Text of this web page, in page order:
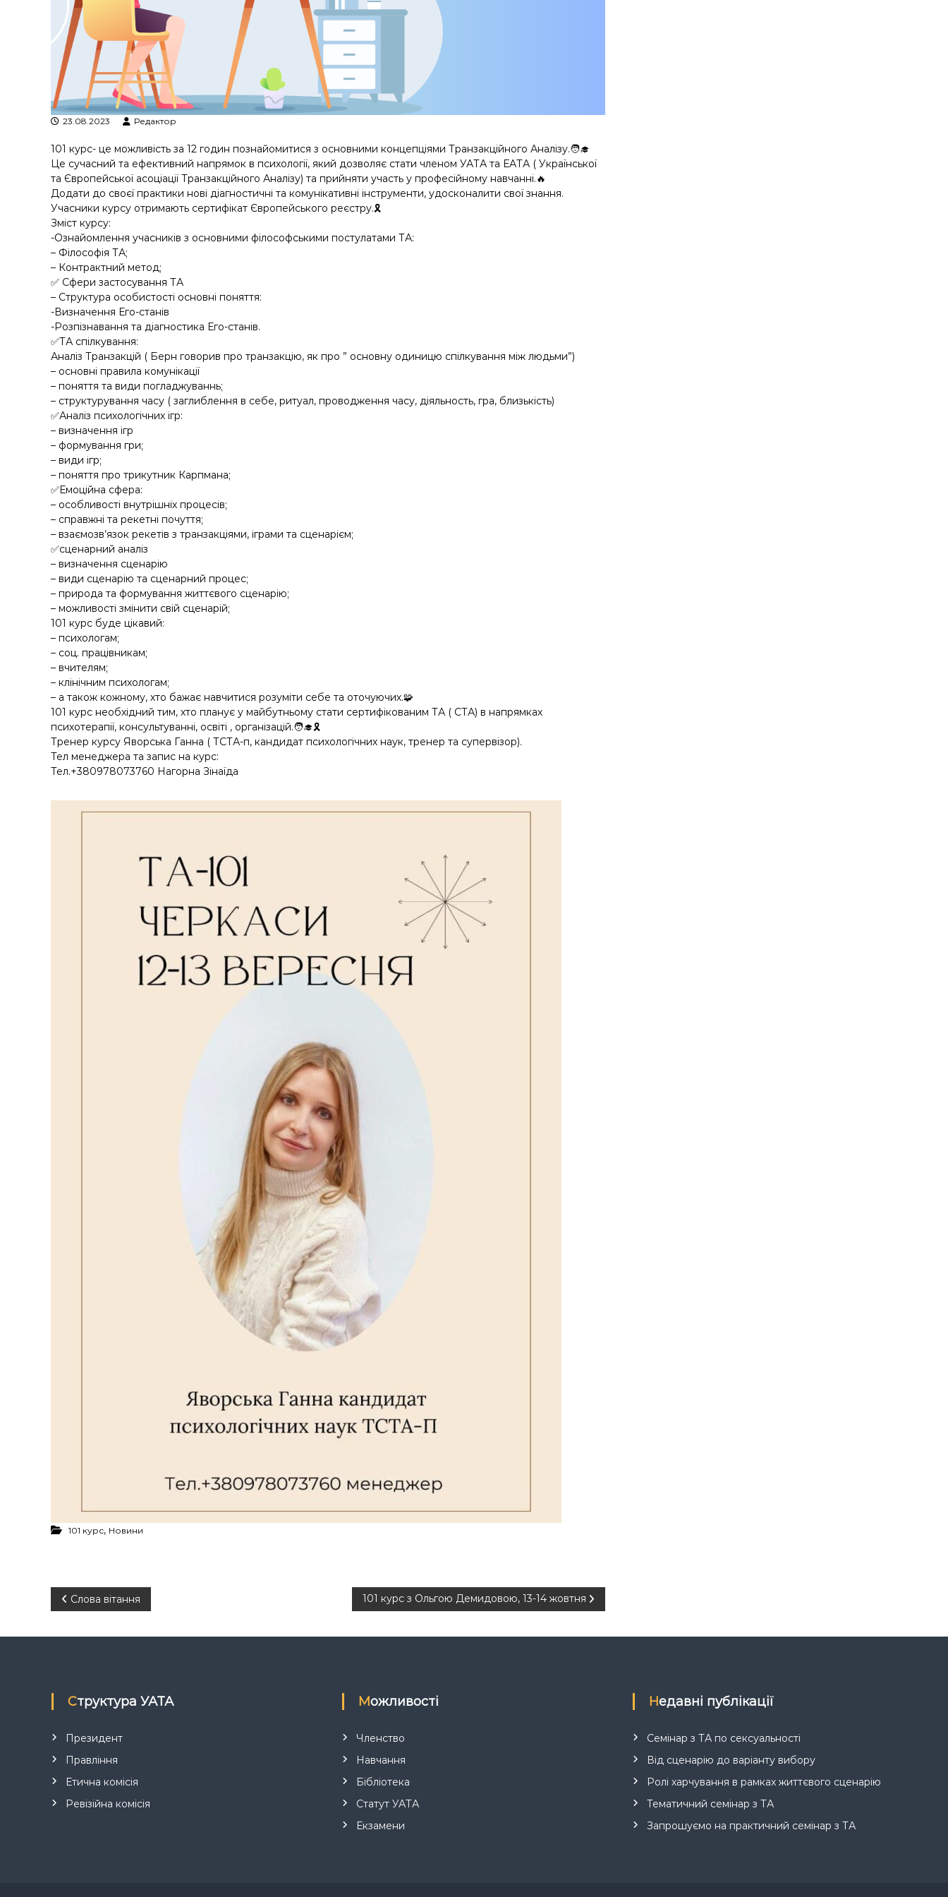
23.08.2023 Редактор
101 курс- це можливість за 12 годин познайомитися з основними концепціями Транзакційного Аналізу.🧑‍🎓
Це сучасний та ефективний напрямок в психології, який дозволяє стати членом УАТА та ЕАТА ( Української
та Європейської асоціації Транзакційного Аналізу) та прийняти участь у професійному навчанні.🔥
Додати до своєї практики нові діагностичні та комунікативні інструменти, удосконалити свої знання.
Учасники курсу отримають сертифікат Європейського реєстру.🎗️
Зміст курсу:
-Ознайомлення учасників з основними філософськими постулатами ТА:
– Філософія ТА;
– Контрактний метод;
✅ Сфери застосування ТА
– Структура особистості основні поняття:
-Визначення Его-станів
-Розпізнавання та діагностика Его-станів.
✅ТА спілкування:
Аналіз Транзакцій ( Берн говорив про транзакцію, як про ” основну одиницю спілкування між людьми”)
– основні правила комунікації
– поняття та види погладжуваннь;
– структурування часу ( заглиблення в себе, ритуал, проводження часу, діяльность, гра, близькість)
✅Аналіз психологічних ігр:
– визначення ігр
– формування гри;
– види ігр;
– поняття про трикутник Карпмана;
✅Емоційна сфера:
– особливості внутрішніх процесів;
– справжні та рекетні почуття;
– взаємозв’язок рекетів з транзакціями, іграми та сценарієм;
✅сценарний аналіз
– визначення сценарію
– види сценарію та сценарний процес;
– природа та формування життєвого сценарію;
– можливості змінити свій сценарій;
101 курс буде цікавий:
– психологам;
– соц. працівникам;
– вчителям;
– клінічним психологам;
– а також кожному, хто бажає навчитися розуміти себе та оточуючих.🧩
101 курс необхідний тим, хто планує у майбутньому стати сертифікованим ТА ( СТА) в напрямках
психотерапії, консультуванні, освіті , організацій.🧑‍🎓🎗️
Тренер курсу Яворська Ганна ( ТСТА-п, кандидат психологічних наук, тренер та супервізор).
Тел менеджера та запис на курс:
Тел.+380978073760 Нагорна Зінаїда
101 курс, Новини
Н
а
і
г
а
ц
Слова вітання 101 курс з Ольгою Демидовою, 13-14 жовтня
Структура УАТА
Президент
Правління
Етична комісія
Ревізійна комісія
Можливості
Членство
Навчання
Бібліотека
Статут УАТА
Екзамени
Недавні публікації
Семінар з ТА по сексуальності
Від сценарію до варіанту вибору
Ролі харчування в рамках життєвого сценарію
Тематичний семінар з ТА
Запрошуємо на практичний семінар з ТА